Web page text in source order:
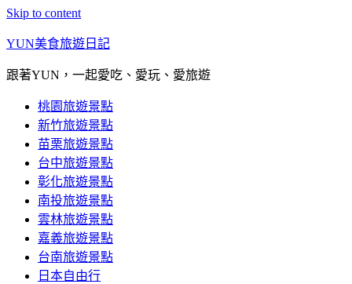
Skip to content
YUN美食旅遊日記
跟著YUN，一起愛吃、愛玩、愛旅遊
桃園旅遊景點
新竹旅遊景點
苗栗旅遊景點
台中旅遊景點
彰化旅遊景點
南投旅遊景點
雲林旅遊景點
嘉義旅遊景點
台南旅遊景點
日本自由行